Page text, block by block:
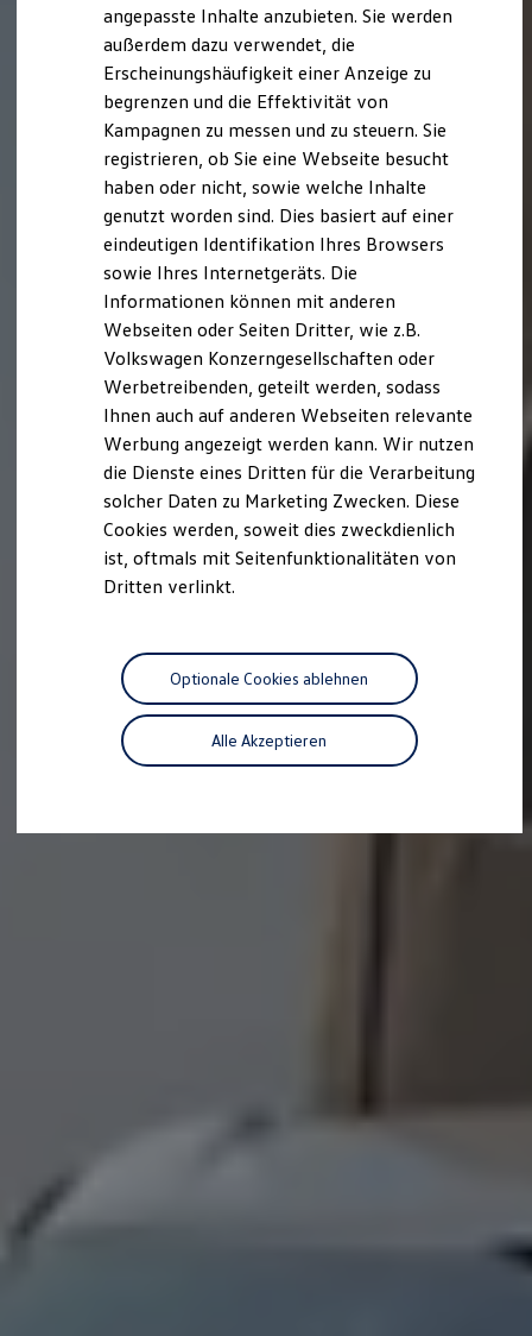
XTL-Dieselkraftstoff
Ersatzteile und Betriebsflüssigkeiten
Original Zubehör und Lifestyle Produkte
myVolkswagen
myVolkswagen Business
Elektrisch & Autonom
Elektro - & Hybridfahrzeuge
Unser Ansatz
Klimafreundlicher Strom
Reichweite & Ladelösungen
Reichweitensimulator
Ladezeitensimulator
Ladelösungen für Privatkunden
Ladelösungen für Gewerbekunden
Wallbox und Ladekabel
Förderung & Kosten der Elektrofahrzeuge
Fördermöglichkeiten für Privatkunden
Fördermöglichkeiten für Gewerbekunden
Autonomes Fahren
Mehr zum ID. Buzz
Online Beratung
California Club
California Magazin & Ratgeber
Vanlife
California App
California Lifestyle & Zubehör
Übernachten im California
Unternehmen
Karriere
Nachhaltigkeit
angepasste Inhalte anzubieten. Sie werden
außerdem dazu verwendet, die
Erscheinungshäufigkeit einer Anzeige zu
begrenzen und die Effektivität von
Kampagnen zu messen und zu steuern. Sie
registrieren, ob Sie eine Webseite besucht
haben oder nicht, sowie welche Inhalte
genutzt worden sind. Dies basiert auf einer
eindeutigen Identifikation Ihres Browsers
sowie Ihres Internetgeräts. Die
Informationen können mit anderen
Webseiten oder Seiten Dritter, wie z.B.
Volkswagen Konzerngesellschaften oder
Werbetreibenden, geteilt werden, sodass
Ihnen auch auf anderen Webseiten relevante
Werbung angezeigt werden kann. Wir nutzen
die Dienste eines Dritten für die Verarbeitung
solcher Daten zu Marketing Zwecken. Diese
Cookies werden, soweit dies zweckdienlich
ist, oftmals mit Seitenfunktionalitäten von
Dritten verlinkt.
Alle Akzeptieren
Optionale Cookies ablehnen